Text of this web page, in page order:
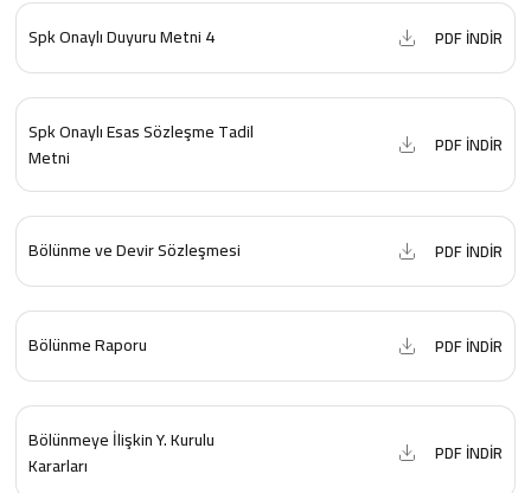
Spk Onaylı Duyuru Metni 4 PDF İNDİR
Spk Onaylı Esas Sözleşme Tadil
Metni
PDF İNDİR
Bölünme ve Devir Sözleşmesi PDF İNDİR
Bölünme Raporu PDF İNDİR
Bölünmeye İlişkin Y. Kurulu
Kararları
PDF İNDİR